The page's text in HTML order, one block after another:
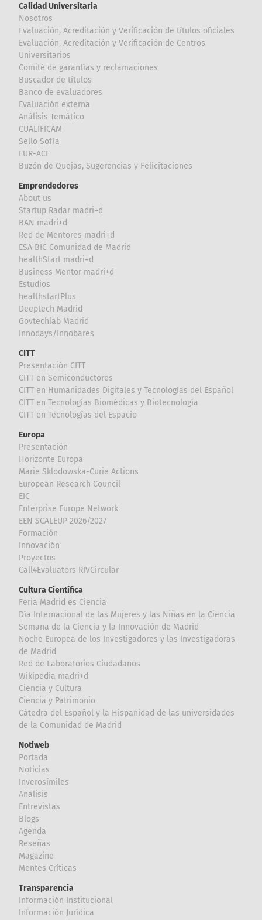
Calidad Universitaria
Nosotros
Evaluación, Acreditación y Verificación de títulos oficiales
Evaluación, Acreditación y Verificación de Centros
Universitarios
Comité de garantías y reclamaciones
Buscador de títulos
Banco de evaluadores
Evaluación externa
Análisis Temático
CUALIFICAM
Sello Sofía
EUR-ACE
Buzón de Quejas, Sugerencias y Felicitaciones
Emprendedores
About us
Startup Radar madri+d
BAN madri+d
Red de Mentores madri+d
ESA BIC Comunidad de Madrid
healthStart madri+d
Business Mentor madri+d
Estudios
healthstartPlus
Deeptech Madrid
Govtechlab Madrid
Innodays/Innobares
CITT
Presentación CITT
CITT en Semiconductores
CITT en Humanidades Digitales y Tecnologías del Español
CITT en Tecnologías Biomédicas y Biotecnología
CITT en Tecnologías del Espacio
Europa
Presentación
Horizonte Europa
Marie Sklodowska-Curie Actions
European Research Council
EIC
Enterprise Europe Network
EEN SCALEUP 2026/2027
Formación
Innovación
Proyectos
Call4Evaluators RIVCircular
Cultura Científica
Feria Madrid es Ciencia
Día Internacional de las Mujeres y las Niñas en la Ciencia
Semana de la Ciencia y la Innovación de Madrid
Noche Europea de los Investigadores y las Investigadoras
de Madrid
Red de Laboratorios Ciudadanos
Wikipedia madri+d
Ciencia y Cultura
Ciencia y Patrimonio
Cátedra del Español y la Hispanidad de las universidades
de la Comunidad de Madrid
Notiweb
Portada
Noticias
Inverosímiles
Analisis
Entrevistas
Blogs
Agenda
Reseñas
Magazine
Mentes Críticas
Transparencia
Información Institucional
Información Jurídica